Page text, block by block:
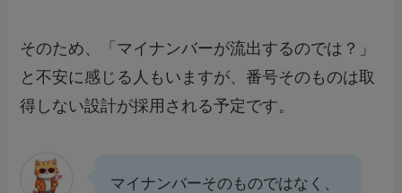
そのため、「マイナンバーが流出するのでは？」
と不安に感じる人もいますが、番号そのものは取
得しない設計が採用される予定です。
マイナンバーそのものではなく、